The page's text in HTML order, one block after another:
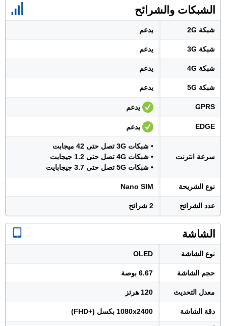
الشبكات والشرائح
شبكة 2G يدعم
شبكة 3G يدعم
شبكة 4G يدعم
شبكة 5G يدعم
GPRS يدعم
EDGE يدعم
سرعة انترنت
• شبكات 3G تصل حتى 42 ميجابت
• شبكات 4G تصل حتى 1.2 جيجابت
• شبكات 5G تصل حتى 3.7 جيجابايت
نوع الشريحة Nano SIM
عدد الشرائح 2 شرائح
الشاشة
نوع الشاشة OLED
حجم الشاشة 6.67 بوصة
معدل التحديث 120 هرتز
دقة الشاشة 1080x2400 بكسل (+FHD)